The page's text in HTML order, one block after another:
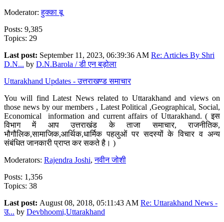
Moderator:हुक्का बू
Posts: 9,385
Topics: 29
Last post: September 11, 2023, 06:39:36 AM Re: Articles By Shri
D.N... by D.N.Barola / डी एन बड़ोला
Uttarakhand Updates - उत्तराखण्ड समाचार
You will find Latest News related to Uttarakhand and views on
those news by our members , Latest Political ,Geographical, Social,
Economical information and current affairs of Uttarakhand. ( इस
विभाग में आप उत्तराखंड के ताजा समाचार, राजनीतिक,
भौगौलिक,सामाजिक,आर्थिक,धार्मिक पहलुओं पर सदस्यों के विचार व अन्य
संबंधित जानकारी प्राप्त कर सकते है। )
Moderators: Rajendra Joshi,नवीन जोशी
Posts: 1,356
Topics: 38
Last post: August 08, 2018, 05:11:43 AM Re: Uttarakhand News -
उ... by Devbhoomi,Uttarakhand